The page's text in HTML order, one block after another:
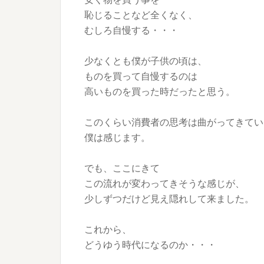
恥じることなど全くなく、
むしろ自慢する・・・
少なくとも僕が子供の頃は、
ものを買って自慢するのは
高いものを買った時だったと思う。
このくらい消費者の思考は曲がってきて
僕は感じます。
でも、ここにきて
この流れが変わってきそうな感じが、
少しずつだけど見え隠れして来ました。
これから、
どうゆう時代になるのか・・・